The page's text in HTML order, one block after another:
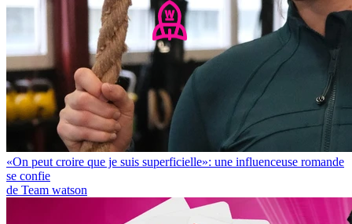
«On peut croire que je suis superficielle»: une influenceuse romande
se confie
de Team watson